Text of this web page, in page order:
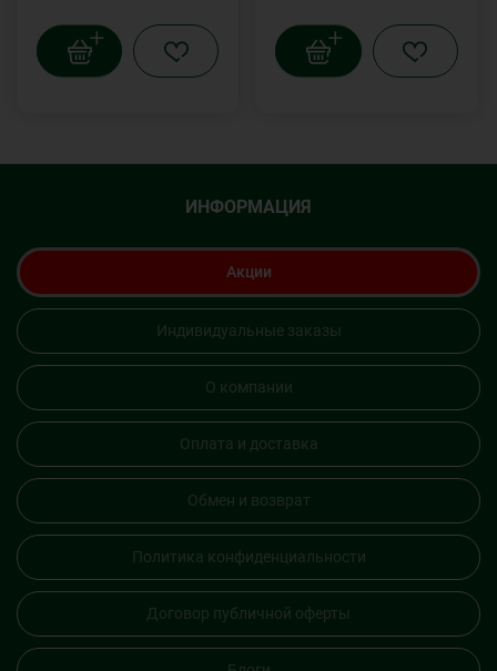
ИНФОРМАЦИЯ
Акции
Индивидуальные заказы
О компании
Оплата и доставка
Обмен и возврат
Политика конфиденциальности
Договор публичной оферты